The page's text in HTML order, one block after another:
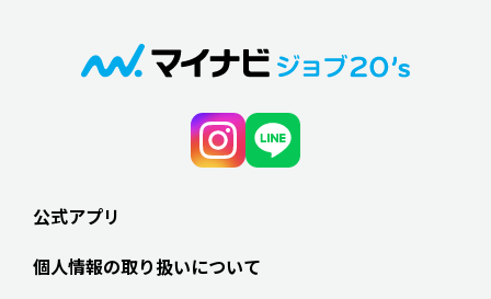
公式アプリ
個人情報の取り扱いについて